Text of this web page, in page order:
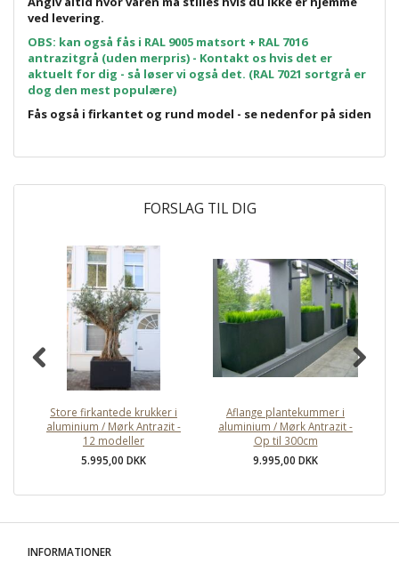
ved levering.
OBS: kan også fås i RAL 9005 matsort + RAL 7016
antrazitgrå (uden merpris) - Kontakt os hvis det er
aktuelt for dig - så løser vi også det. (RAL 7021 sortgrå er
dog den mest populære)
Fås også i firkantet og rund model - se nedenfor på siden
FORSLAG TIL DIG
Store firkantede krukker i
aluminium / Mørk Antrazit -
12 modeller
5.995,00 DKK
Aflange plantekummer i
aluminium / Mørk Antrazit -
Op til 300cm
9.995,00 DKK
INFORMATIONER